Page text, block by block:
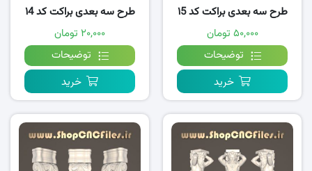
طرح سه بعدی براکت کد ۱5
۵۰,۰۰۰ تومان
توضیحات
خرید
طرح سه بعدی براکت کد ۱4
۲۰,۰۰۰ تومان
توضیحات
خرید